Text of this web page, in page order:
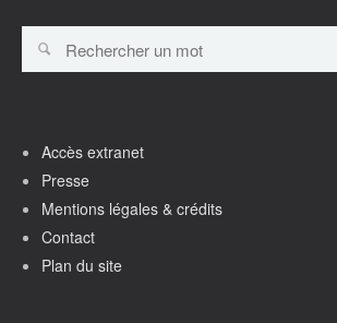
Accès extranet
Presse
Mentions légales & crédits
Contact
Plan du site